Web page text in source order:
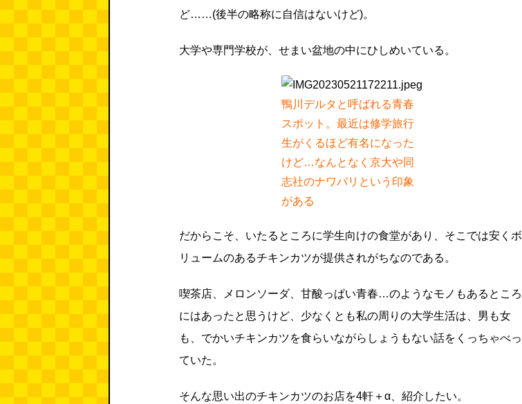
ど……(後半の略称に自信はないけど)。
大学や専門学校が、せまい盆地の中にひしめいている。
鴨川デルタと呼ばれる青春
スポット。最近は修学旅行
生がくるほど有名になった
けど…なんとなく京大や同
志社のナワバリという印象
がある
だからこそ、いたるところに学生向けの食堂があり、そこでは安くボ
リュームのあるチキンカツが提供されがちなのである。
喫茶店、メロンソーダ、甘酸っぱい青春…のようなモノもあるところ
にはあったと思うけど、少なくとも私の周りの大学生活は、男も女
も、でかいチキンカツを食らいながらしょうもない話をくっちゃべっ
ていた。
そんな思い出のチキンカツのお店を4軒＋α、紹介したい。